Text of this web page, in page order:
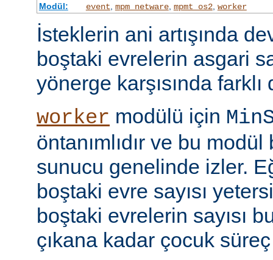
Modül:
event mpm_netware, mpmt_os2, worker
İsteklerin ani artışında
boştaki evrelerin asgari
yönerge karşısında farklı
worker modülü için
öntanımlıdır ve bu
sunucu genelinde izler.
boştaki evre sayısı
boştaki evrelerin sayısı
çıkana kadar çocuk